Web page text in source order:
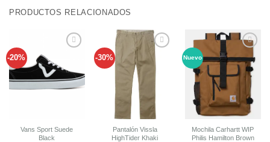
PRODUCTOS RELACIONADOS
-20%
lista de
deseos
Vans Sport Suede
Black
-30%
Pantalón Vissla
HighTider Khaki
Nuevo
Añadir
a tu
lista de
deseos
Mochila Carhartt WIP
Philis Hamilton Brown